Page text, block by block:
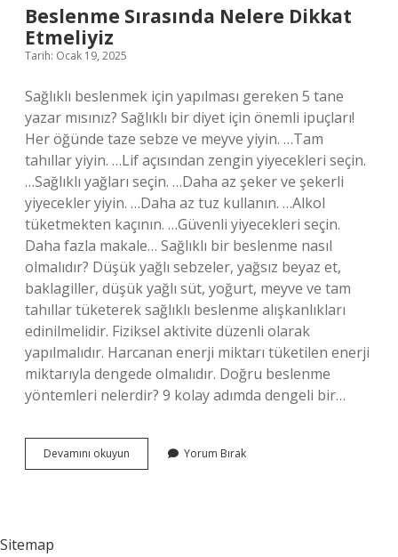
Beslenme Sırasında Nelere Dikkat
Etmeliyiz
Tarih: Ocak 19, 2025
Sağlıklı beslenmek için yapılması gereken 5 tane
yazar mısınız? Sağlıklı bir diyet için önemli ipuçları!
Her öğünde taze sebze ve meyve yiyin. …Tam
tahıllar yiyin. …Lif açısından zengin yiyecekleri seçin.
…Sağlıklı yağları seçin. …Daha az şeker ve şekerli
yiyecekler yiyin. …Daha az tuz kullanın. …Alkol
tüketmekten kaçının. …Güvenli yiyecekleri seçin.
Daha fazla makale… Sağlıklı bir beslenme nasıl
olmalıdır? Düşük yağlı sebzeler, yağsız beyaz et,
baklagiller, düşük yağlı süt, yoğurt, meyve ve tam
tahıllar tüketerek sağlıklı beslenme alışkanlıkları
edinilmelidir. Fiziksel aktivite düzenli olarak
yapılmalıdır. Harcanan enerji miktarı tüketilen enerji
miktarıyla dengede olmalıdır. Doğru beslenme
yöntemleri nelerdir? 9 kolay adımda dengeli bir…
Devamını okuyun Beslenme
Sırasında
Yorum Bırak
Sitemap